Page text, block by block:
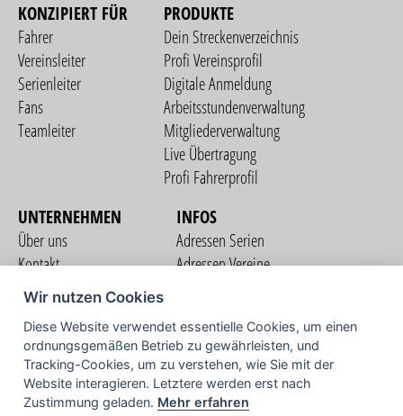
KONZIPIERT FÜR
Fahrer
Vereinsleiter
Serienleiter
Fans
Teamleiter
PRODUKTE
Dein Streckenverzeichnis
Profi Vereinsprofil
Digitale Anmeldung
Arbeitsstundenverwaltung
Mitgliederverwaltung
Live Übertragung
Profi Fahrerprofil
UNTERNEHMEN
Über uns
Kontakt
Nutzungsbedingungen
Datenschutzerklärung
Impressum
INFOS
Adressen Serien
Adressen Vereine
COMMUNITY
Wir nutzen Cookies
Diese Website verwendet essentielle Cookies, um einen
ordnungsgemäßen Betrieb zu gewährleisten, und
Tracking-Cookies, um zu verstehen, wie Sie mit der
Website interagieren. Letztere werden erst nach
Zustimmung geladen. Mehr erfahren